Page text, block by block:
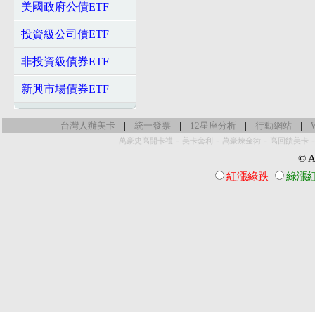
美國政府公債ETF
投資級公司債ETF
非投資級債券ETF
新興市場債券ETF
台灣人辦美卡 | 統一發票 | 12星座分析 | 行動網站 |
萬豪史高開卡禮 - 美卡套利 - 萬豪煉金術 - 高回饋美卡
©
紅漲綠跌
綠漲